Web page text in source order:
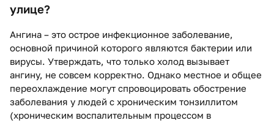
улице?
Ангина – это острое инфекционное заболевание,
основной причиной которого являются бактерии или
вирусы. Утверждать, что только холод вызывает
ангину, не совсем корректно. Однако местное и общее
переохлаждение могут спровоцировать обострение
заболевания у людей с хроническим тонзиллитом
(хроническим воспалительным процессом в